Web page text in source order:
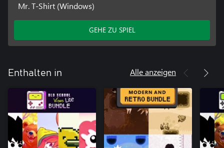
Mr. T-Shirt (Windows)
GEHE ZU SPIEL
Enthalten in Alle anzeigen